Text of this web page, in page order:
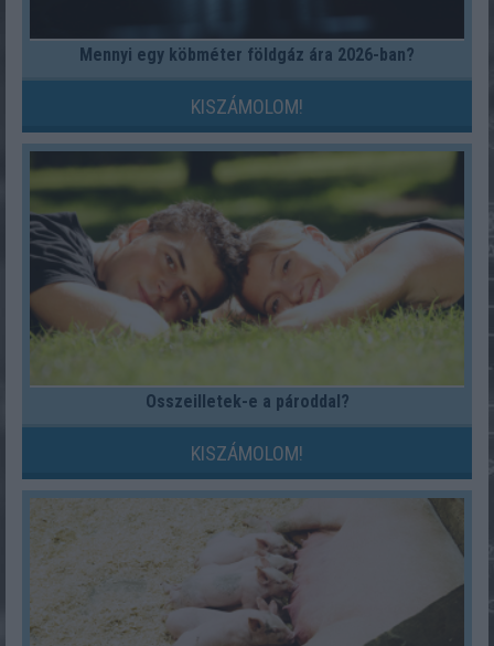
Mennyi egy köbméter földgáz ára 2026-ban?
KISZÁMOLOM!
Összeilletek-e a pároddal?
KISZÁMOLOM!